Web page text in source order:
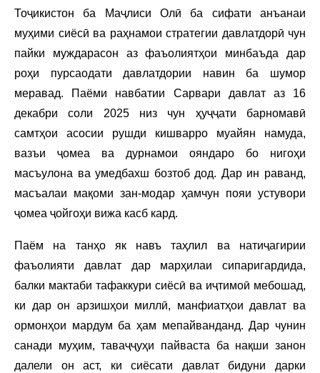
Тоҷикистон ба Маҷлиси Олӣ ба сифати анъанаи
муҳими сиёсӣ ва раҳнамои стратегии давлатдорӣ чун
пайки муждарасон аз фаъолиятҳои минбаъда дар
роҳи пурсаодати давлатдории навин ба шумор
меравад. Паёми навбатии Сарвари давлат аз 16
декабри соли 2025 низ чун ҳуҷҷати барномавӣ
самтҳои асосии рушди кишварро муайян намуда,
вазъи ҷомеа ва дурнамои ояндаро бо нигоҳи
масъулона ва умедбахш бозтоб дод. Дар ин раванд,
масъалаи мақоми зан-модар ҳамчун пояи устувори
ҷомеа ҷойгоҳи вижа касб кард.
Паём на танҳо як навъ таҳлил ва натиҷагирии
фаъолияти давлат дар марҳилаи сипаригардида,
балки мактаби тафаккури сиёсӣ ва иҷтимоӣ мебошад,
ки дар он арзишҳои миллӣ, манфиатҳои давлат ва
ормонҳои мардум ба ҳам мепайванданд. Дар чунин
санади муҳим, таваҷҷуҳи пайваста ба нақши занон
далели он аст, ки сиёсати давлат бидуни дарки